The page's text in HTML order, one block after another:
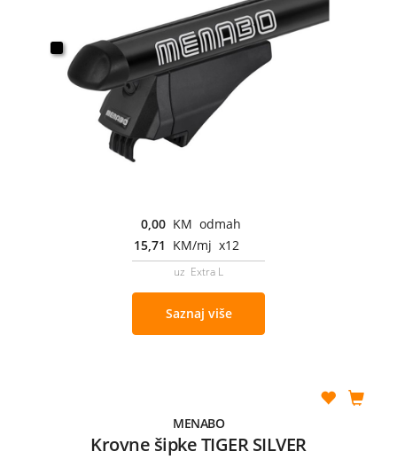
0,00 KM odmah
15,71 KM/mj x12
uz Extra L
Saznaj više
MENABO
Krovne šipke TIGER SILVER